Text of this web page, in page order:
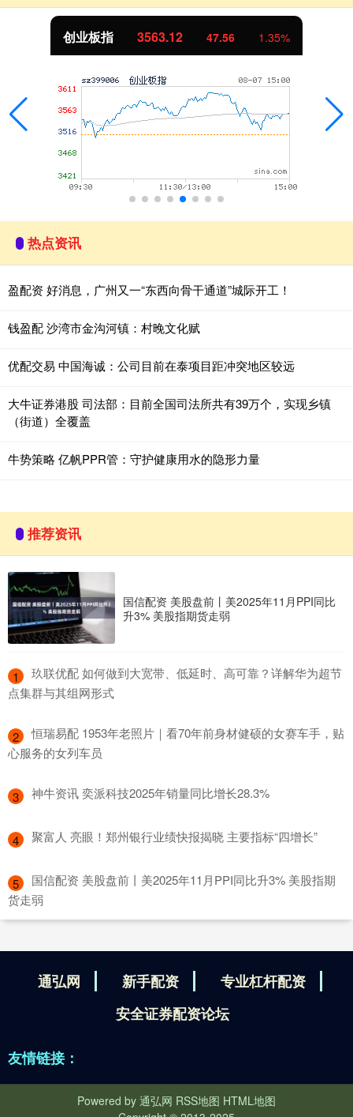
创业板指 3563.12 47.56 1.35%
热点资讯
盈配资 好消息，广州又一“东西向骨干通道”城际开工！
钱盈配 沙湾市金沟河镇：村晚文化赋
优配交易 中国海诚：公司目前在泰项目距冲突地区较远
大牛证券港股 司法部：目前全国司法所共有39万个，实现乡镇
（街道）全覆盖
牛势策略 亿帆PPR管：守护健康用水的隐形力量
推荐资讯
国信配资 美股盘前丨美2025年11月PPI同比
升3% 美股指期货走弱
1
​玖联优配 如何做到大宽带、低延时、高可靠？详解华为超节
点集群与其组网形式
2
​恒瑞易配 1953年老照片｜看70年前身材健硕的女赛车手，贴
心服务的女列车员
3 ​神牛资讯 奕派科技2025年销量同比增长28.3%
4 ​聚富人 亮眼！郑州银行业绩快报揭晓 主要指标“四增长”
5
​国信配资 美股盘前丨美2025年11月PPI同比升3% 美股指期
货走弱
通弘网 新手配资
专业杠杆配资
安全证券配资论坛
友情链接：
Powered by 通弘网 RSS地图 HTML地图